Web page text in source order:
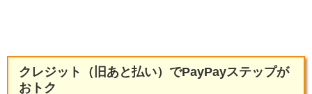
クレジット（旧あと払い）でPayPayステップが
おトク